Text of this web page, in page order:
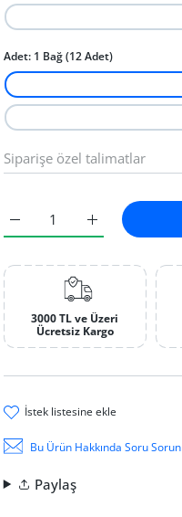
Adet: 1 Bağ (12 Adet)
Testere Kılı 0
Testere Kılı 0 / 1 Bağ (12
3000 TL ve Üzeri
Ücretsiz Kargo
i̇stek li̇stesi̇ne ekle
Bu Ürün Hakkında Soru Sorun
Paylaş